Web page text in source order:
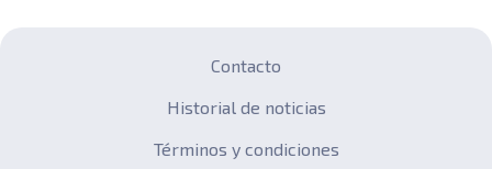
Contacto
Historial de noticias
Términos y condiciones